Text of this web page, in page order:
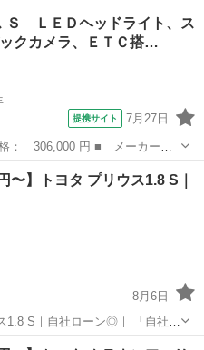
Ｓ ＬＥＤヘッドライト、ス
クカメラ、ＥＴＣ搭…
提携サイト 7月27日
■ グレード名： Ｓ ＬＥＤ
カメラ、ＥＴＣ搭載。 ■ 排気
〜】トヨタ プリウス1.8 S｜
8月6日
｜自社ローン◎｜ 「自社ロ
お取り扱いございます💡 ⚠当
ウス ローン